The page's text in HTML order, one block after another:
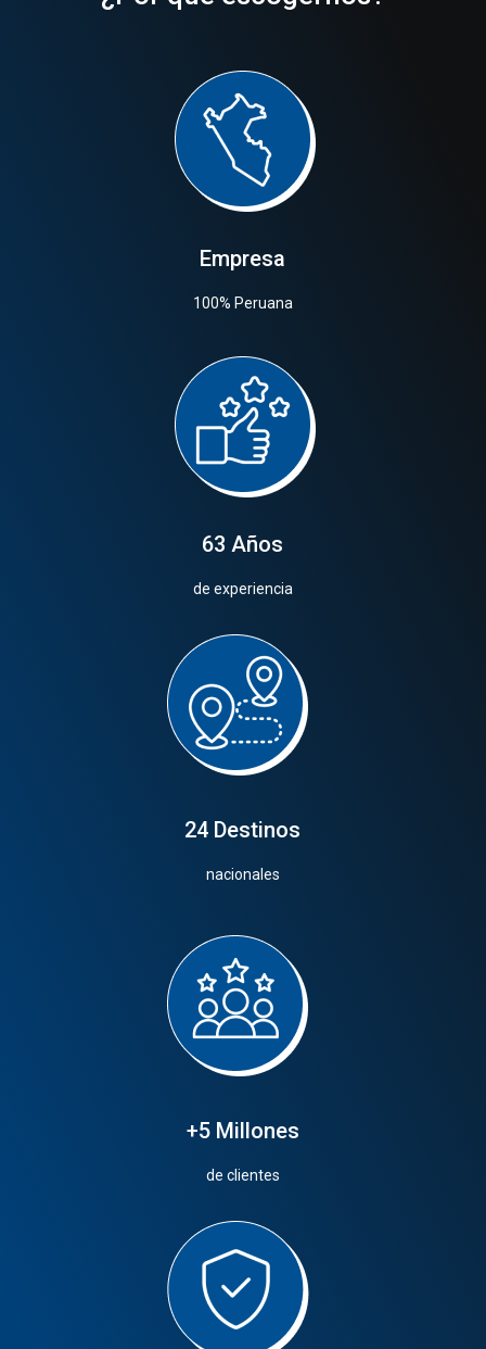
Empresa
100% Peruana
63 Años
de experiencia
24 Destinos
nacionales
+5 Millones
de clientes